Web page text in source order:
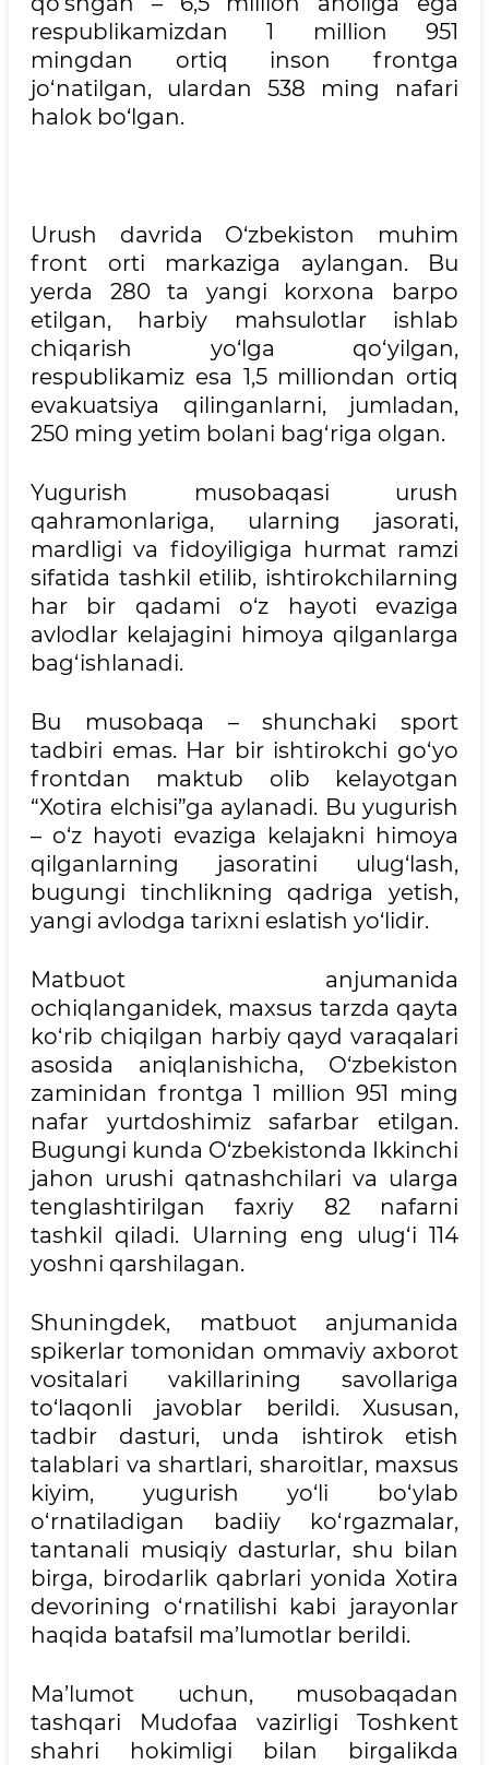
respublikamizdan 1 million 951
mingdan ortiq inson frontga
jo‘natilgan, ulardan 538 ming nafari
halok bo‘lgan.
Urush davrida O‘zbekiston muhim
front orti markaziga aylangan. Bu
yerda 280 ta yangi korxona barpo
etilgan, harbiy mahsulotlar ishlab
chiqarish yo‘lga qo‘yilgan,
respublikamiz esa 1,5 milliondan ortiq
evakuatsiya qilinganlarni, jumladan,
250 ming yetim bolani bag‘riga olgan.
Yugurish musobaqasi urush
qahramonlariga, ularning jasorati,
mardligi va fidoyiligiga hurmat ramzi
sifatida tashkil etilib, ishtirokchilarning
har bir qadami o‘z hayoti evaziga
avlodlar kelajagini himoya qilganlarga
bag‘ishlanadi.
Bu musobaqa – shunchaki sport
tadbiri emas. Har bir ishtirokchi go‘yo
frontdan maktub olib kelayotgan
“Xotira elchisi”ga aylanadi. Bu yugurish
– o‘z hayoti evaziga kelajakni himoya
qilganlarning jasoratini ulug‘lash,
bugungi tinchlikning qadriga yetish,
yangi avlodga tarixni eslatish yo‘lidir.
Matbuot anjumanida
ochiqlanganidek, maxsus tarzda qayta
ko‘rib chiqilgan harbiy qayd varaqalari
asosida aniqlanishicha, O‘zbekiston
zaminidan frontga 1 million 951 ming
nafar yurtdoshimiz safarbar etilgan.
Bugungi kunda O‘zbekistonda Ikkinchi
jahon urushi qatnashchilari va ularga
tenglashtirilgan faxriy 82 nafarni
tashkil qiladi. Ularning eng ulug‘i 114
yoshni qarshilagan.
Shuningdek, matbuot anjumanida
spikerlar tomonidan ommaviy axborot
vositalari vakillarining savollariga
to‘laqonli javoblar berildi. Xususan,
tadbir dasturi, unda ishtirok etish
talablari va shartlari, sharoitlar, maxsus
kiyim, yugurish yo‘li bo‘ylab
o‘rnatiladigan badiiy ko‘rgazmalar,
tantanali musiqiy dasturlar, shu bilan
birga, birodarlik qabrlari yonida Xotira
devorining o‘rnatilishi kabi jarayonlar
haqida batafsil ma’lumotlar berildi.
Ma’lumot uchun, musobaqadan
tashqari Mudofaa vazirligi Toshkent
shahri hokimligi bilan birgalikda